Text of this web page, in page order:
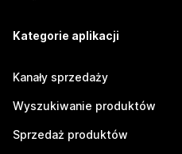
Kategorie aplikacji
Kanały sprzedaży
Wyszukiwanie produktów
Sprzedaż produktów